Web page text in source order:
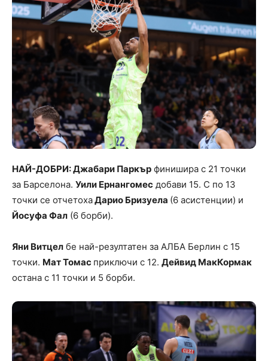
НАЙ-ДОБРИ: Джабари Паркър финишира с 21 точки
за Барселона. Уили Ернангомес добави 15. С по 13
точки се отчетохаДарио Бризуела (6 асистенции) и
Йосуфа Фал (6 борби).
Яни Витцел бе най-резултатен за АЛБА Берлин с 15
точки. Мат Томас приключи с 12. Дейвид МакКормак
остана с 11 точки и 5 борби.